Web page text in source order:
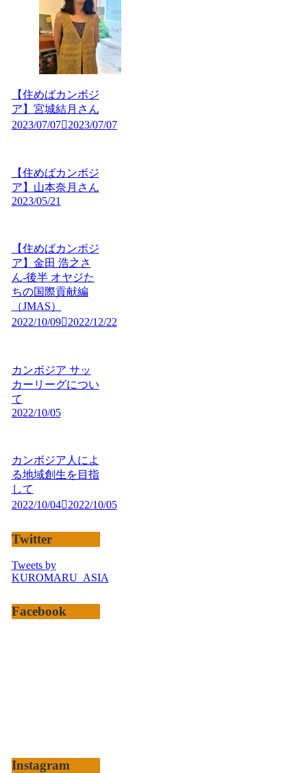
【住めばカンボジ
ア】宮城結月さん
2023/07/07
2023/07/07
【住めばカンボジ
ア】山本奈月さん
2023/05/21
【住めばカンボジ
ア】金田 浩之さ
ん-後半 オヤジた
ちの国際貢献編
（JMAS）
2022/10/09
2022/12/22
カンボジア サッ
カーリーグについ
て
2022/10/05
カンボジア人によ
る地域創生を目指
して
2022/10/04
2022/10/05
Twitter
Tweets by
KUROMARU_ASIA
Facebook
Instagram